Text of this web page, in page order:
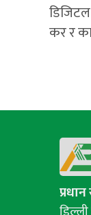
डिजिटल
कर र